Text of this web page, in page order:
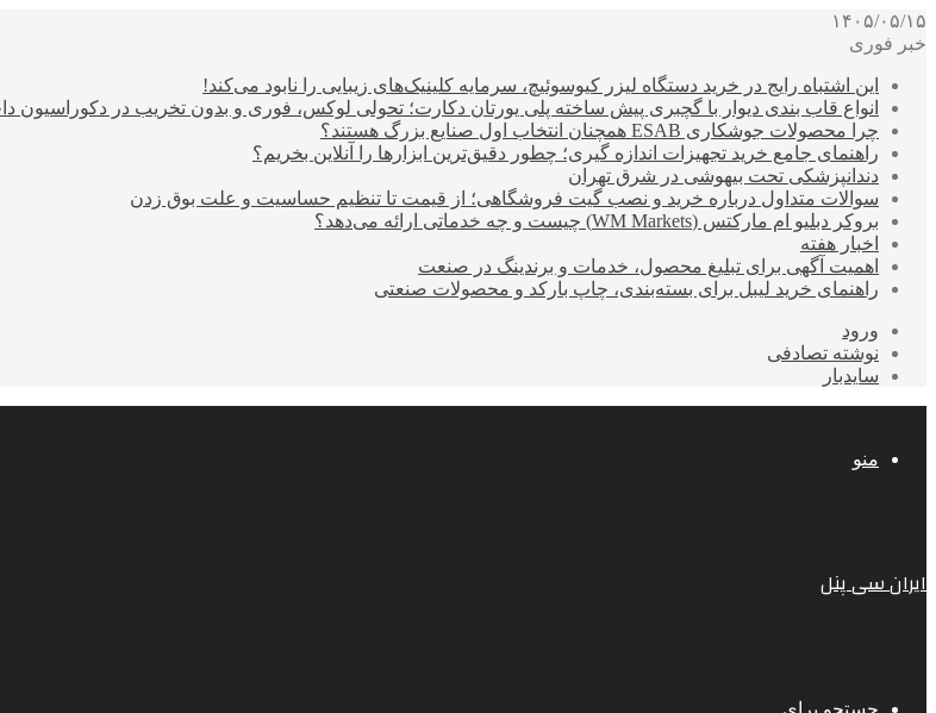
۱۴۰۵/۰۵/۱۵
خبر فوری
این اشتباه رایج در خرید دستگاه لیزر کیوسوئیچ، سرمایه کلینیک‌های زیبایی را نابود می‌کند!
انواع قاب بندی دیوار با گچبری پیش ساخته پلی یورتان دکارت؛ تحولی لوکس، فوری و بدون تخریب در دکوراسیون
چرا محصولات جوشکاری ESAB همچنان انتخاب اول صنایع بزرگ هستند؟
راهنمای جامع خرید تجهیزات اندازه گیری؛ چطور دقیق‌ترین ابزارها را آنلاین بخریم؟
دندانپزشکی تحت بیهوشی در شرق تهران
سوالات متداول درباره خرید و نصب گیت فروشگاهی؛ از قیمت تا تنظیم حساسیت و علت بوق زدن
بروکر دبلیو ام مارکتس (WM Markets) چیست و چه خدماتی ارائه می‌دهد؟
اخبار هفته
اهمیت آگهی برای تبلیغ محصول، خدمات و برندینگ در صنعت
راهنمای خرید لیبل برای بسته‌بندی، چاپ بارکد و محصولات صنعتی
ورود
نوشته تصادفی
سایدبار
منو
ایران سی پنل
جستجو برای